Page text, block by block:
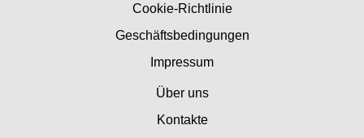
Cookie-Richtlinie
Geschäftsbedingungen
Impressum
Über uns
Kontakte